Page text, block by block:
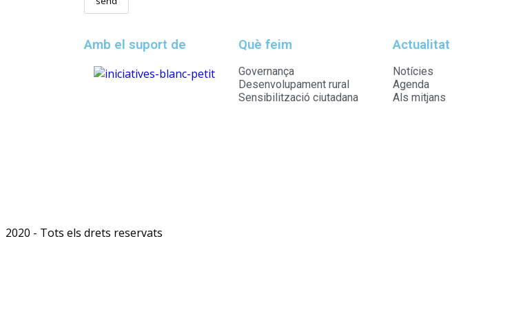
Amb el suport de Què feim
Governança
Desenvolupament rural
Sensibilització ciutadana
Actualitat
Notícies
Agenda
Als mitjans
2020 - Tots els drets reservats